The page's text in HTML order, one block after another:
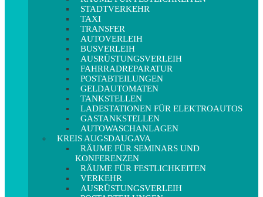
STADTVERKEHR
TAXI
TRANSFER
AUTOVERLEIH
BUSVERLEIH
AUSRÜSTUNGSVERLEIH
FAHRRADREPARATUR
POSTABTEILUNGEN
GELDAUTOMATEN
TANKSTELLEN
LADESTATIONEN FÜR ELEKTROAUTOS
GASTANKSTELLEN
AUTOWASCHANLAGEN
KREIS AUGSDAUGAVA
RÄUME FÜR SEMINARS UND
KONFERENZEN
RÄUME FÜR FESTLICHKEITEN
VERKEHR
AUSRÜSTUNGSVERLEIH